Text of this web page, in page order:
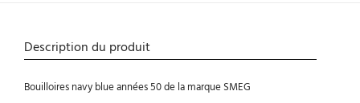
Description du produit
Bouilloires navy blue années 50 de la marque SMEG